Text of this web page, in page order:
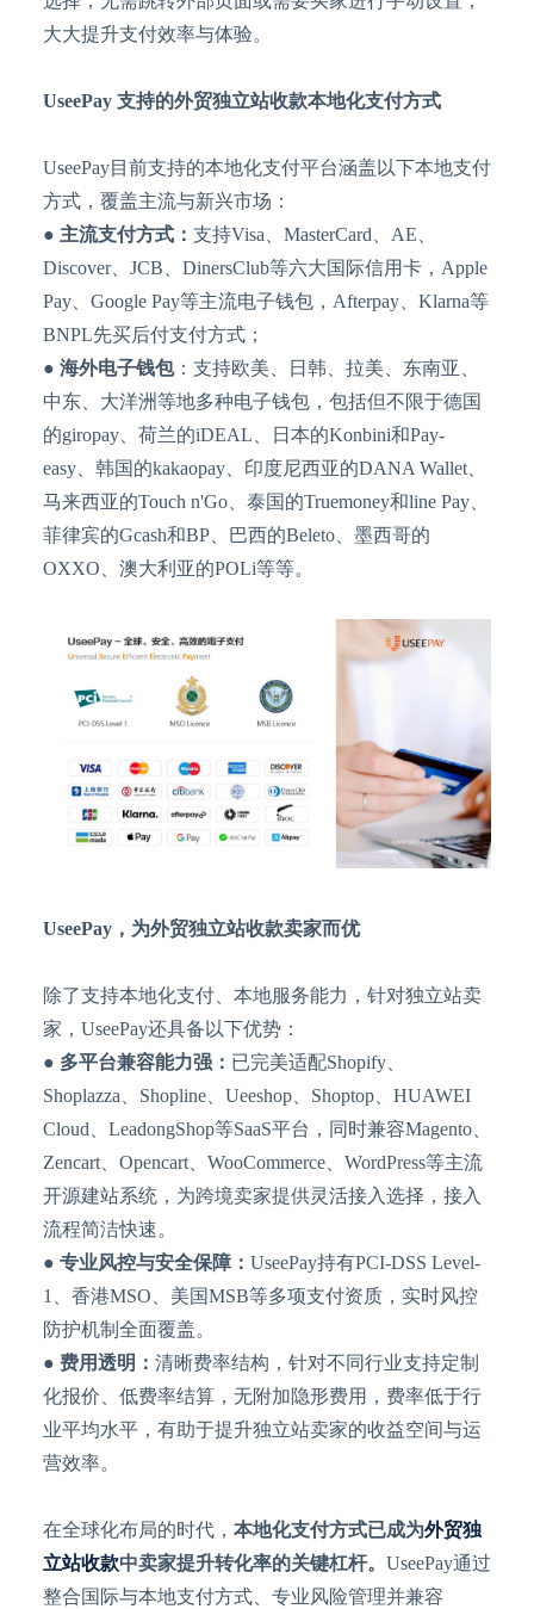
大大提升支付效率与体验。
UseePay 支持的外贸独立站收款本地化支付方式
UseePay目前支持的本地化支付平台涵盖以下本地支付
方式，覆盖主流与新兴市场：
● 主流支付方式： 支持Visa、MasterCard、AE、
Discover、JCB、DinersClub等六大国际信用卡，Apple
Pay、Google Pay等主流电子钱包，Afterpay、Klarna等
BNPL先买后付支付方式；
● 海外电子钱包：支持欧美、日韩、拉美、东南亚、
中东、大洋洲等地多种电子钱包，包括但不限于德国
的giropay、荷兰的iDEAL、日本的Konbini和Pay-
easy、韩国的kakaopay、印度尼西亚的DANA Wallet、
马来西亚的Touch n'Go、泰国的Truemoney和line Pay、
菲律宾的Gcash和BP、巴西的Beleto、墨西哥的
OXXO、澳大利亚的POLi等等。
UseePay，为外贸独立站收款卖家而优
除了支持本地化支付、本地服务能力，针对独立站卖
家， UseePay还具备以下优势：
● 多平台兼容能力强： 已完美适配Shopify、
Shoplazza、Shopline、Ueeshop、Shoptop、HUAWEI
Cloud、LeadongShop等SaaS平台，同时兼容Magento、
Zencart、Opencart、WooCommerce、WordPress等主流
开源建站系统，为跨境卖家提供灵活接入选择，接入
流程简洁快速。
● 专业风控与安全保障： UseePay持有PCI-DSS Level-
1、香港MSO、美国MSB等多项支付资质，实时风控
防护机制全面覆盖。
● 费用透明： 清晰费率结构，针对不同行业支持定制
化报价、低费率结算，无附加隐形费用，费率低于行
业平均水平，有助于提升独立站卖家的收益空间与运
营效率。
在全球化布局的时代， 本地化支付方式已成为外贸独
立站收款中卖家提升转化率的关键杠杆。 UseePay通过
整合国际与本地支付方式、专业风险管理并兼容